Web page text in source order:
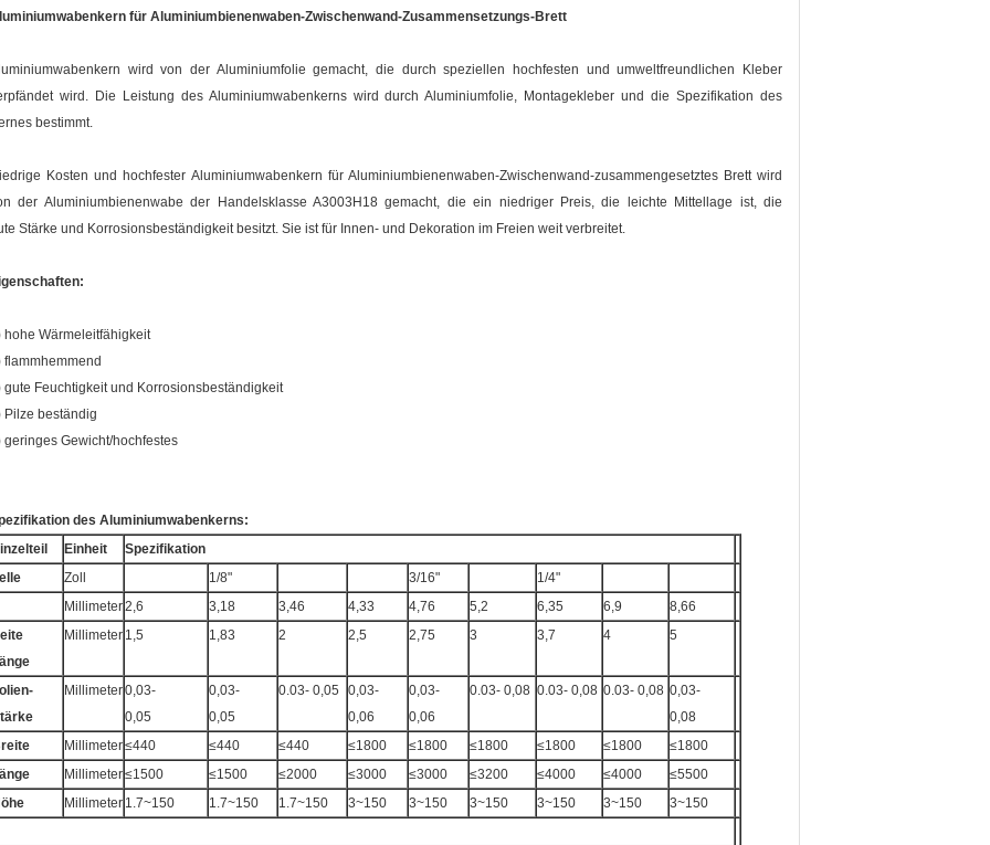
für Aluminiumbienenwaben-Zwischenwand-Zusammensetzungs-Brett
wird von der Aluminiumfolie gemacht, die durch speziellen hochfesten und umweltfreundlichen Kleber
wird. Die Leistung des Aluminiumwabenkerns wird durch Aluminiumfolie, Montagekleber und die Spezifikation des
bestimmt.
Kosten und hochfester Aluminiumwabenkern für Aluminiumbienenwaben-Zwischenwand-zusammengesetztes Brett wird
der Aluminiumbienenwabe der Handelsklasse A3003H18 gemacht, die ein niedriger Preis, die leichte Mittellage ist, die
Stärke und Korrosionsbeständigkeit besitzt. Sie ist für Innen- und Dekoration im Freien weit verbreitet.
hohe Wärmeleitfähigkeit
flammhemmend
gute Feuchtigkeit und Korrosionsbeständigkeit
Pilze beständig
geringes Gewicht/hochfestes
des Aluminiumwabenkerns:
Einheit
Spezifikation
Zoll 1/8" 3/16"
1/4"
Millimeter2,6 3,18 3,46 4,33 4,76 5,2 6,35 6,9
8,66
Millimeter 1,5 1,83 2 2,5 2,75 3 3,7 4 5
Millimeter0,03-
0,05
0,03-
0,05
0.03- 0,05
0,03-
0,06
0,03-
0,06
0.03- 0,08 0.03- 0,08 0.03- 0,08 0,03-
0,08
Millimeter≤440 ≤440 ≤440 ≤1800 ≤1800 ≤1800 ≤1800 ≤1800
≤1800
Millimeter≤1500 ≤1500 ≤2000 ≤3000 ≤3000 ≤3200 ≤4000 ≤4000
≤5500
Millimeter 1.7~150 1.7~150 1.7~150 3~150 3~150 3~150 3~150 3~150 3~150